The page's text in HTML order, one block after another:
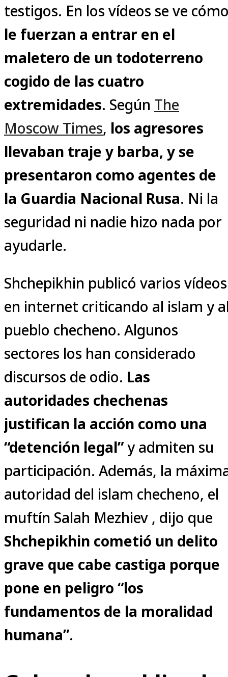
testigos. En los vídeos se ve
le fuerzan a entrar en el
maletero de un todoterreno
cogido de las cuatro
extremidades. Según The
Moscow Times, los agresores
llevaban traje y barba, y se
presentaron como agentes de
la Guardia Nacional Rusa. Ni la
seguridad ni nadie hizo nada por
ayudarle.
Shchepikhin publicó varios vídeos
en internet criticando al islam y
pueblo checheno. Algunos
sectores los han considerado
discursos de odio. Las
autoridades chechenas
justifican la acción como una
“detención legal”y admiten su
participación. Además, la
autoridad del islam checheno, el
muftín Salah Mezhiev , dijo que
Shchepikhin cometió un delito
grave que cabe castiga porque
pone en peligro “los
fundamentos de la moralidad
humana”.